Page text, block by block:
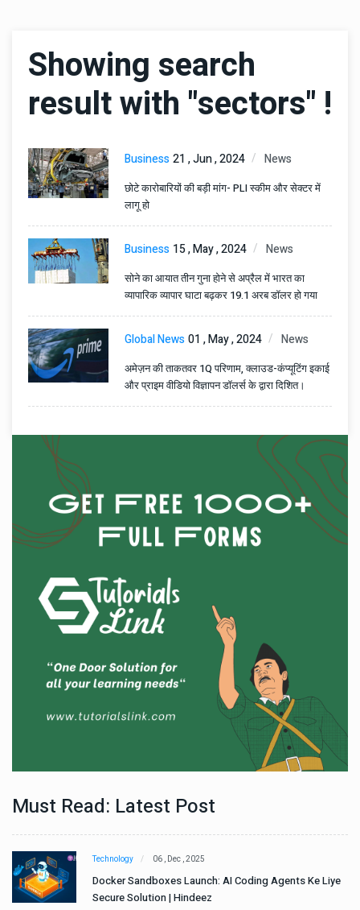
Showing search
result with "sectors" !
Business21 , Jun , 2024 News
छोटे कारोबारियों की बड़ी मांग- PLI स्कीम और सेक्टर में
लागू हो
Business 15 , May , 2024 News
सोने का आयात तीन गुना होने से अप्रैल में भारत का
व्यापारिक व्यापार घाटा बढ़कर 19.1 अरब डॉलर हो गया
Global News01 , May , 2024 News
अमेज़न की ताकतवर 1Q परिणाम, क्लाउड-कंप्यूटिंग इकाई
और प्राइम वीडियो विज्ञापन डॉलर्स के द्वारा दिशित।
Must Read: Latest Post
Technology 06 , Dec , 2025
Docker Sandboxes Launch: AI Coding Agents Ke Liye
Secure Solution | Hindeez